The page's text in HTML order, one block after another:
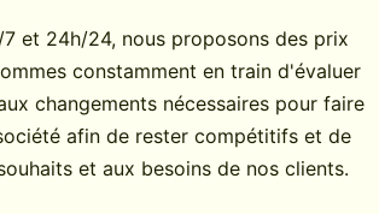
et 24h/24, nous proposons des prix
constamment en train d'évaluer
changements nécessaires pour faire
afin de rester compétitifs et de
et aux besoins de nos clients.